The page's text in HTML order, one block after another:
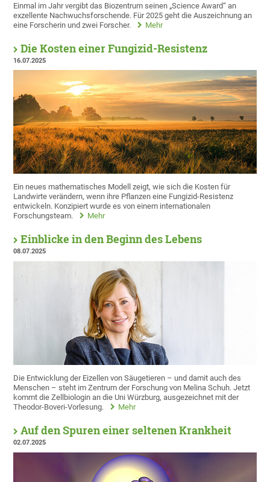
Einmal im Jahr vergibt das Biozentrum seinen „Science Award“ an
exzellente Nachwuchsforschende. Für 2025 geht die Auszeichnung an
eine Forscherin und zwei Forscher.
Mehr
Die Kosten einer Fungizid-Resistenz
16.07.2025
Ein neues mathematisches Modell zeigt, wie sich die Kosten für
Landwirte verändern, wenn ihre Pflanzen eine Fungizid-Resistenz
entwickeln. Konzipiert wurde es von einem internationalen
Forschungsteam.
Mehr
Einblicke in den Beginn des Lebens
08.07.2025
Die Entwicklung der Eizellen von Säugetieren – und damit auch des
Menschen – steht im Zentrum der Forschung von Melina Schuh. Jetzt
kommt die Zellbiologin an die Uni Würzburg, ausgezeichnet mit der
Theodor-Boveri-Vorlesung.
Mehr
Auf den Spuren einer seltenen Krankheit
02.07.2025